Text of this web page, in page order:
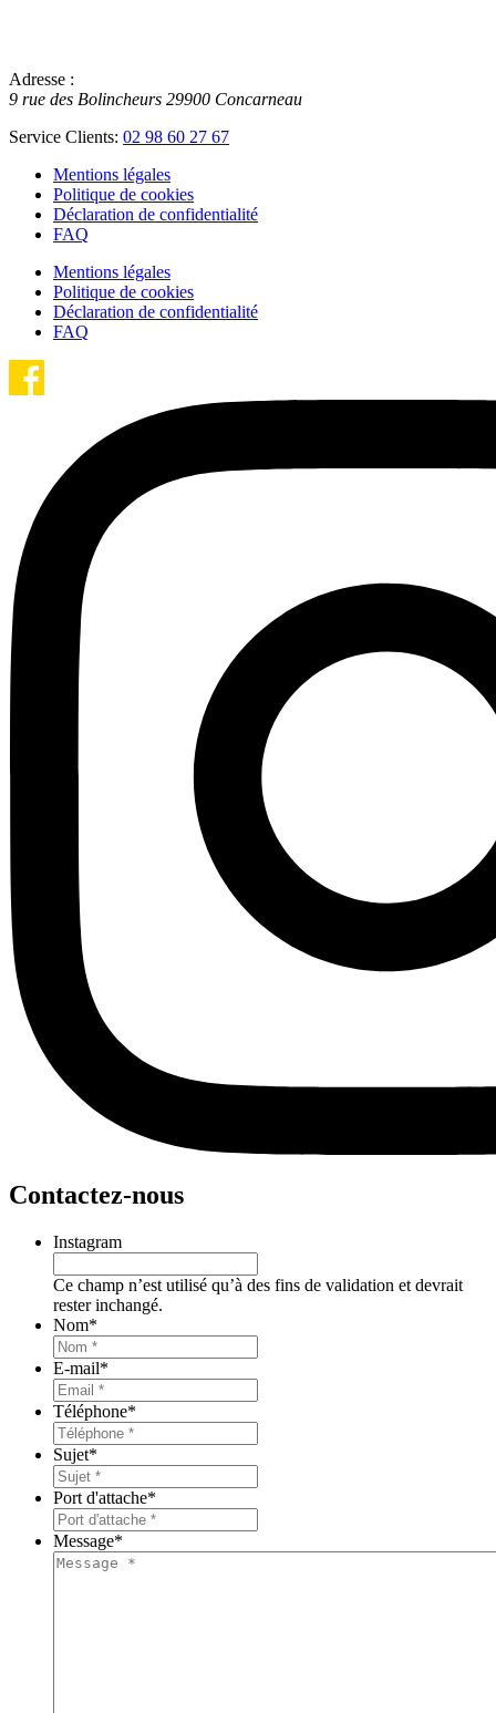
Adresse :
9 rue des Bolincheurs 29900 Concarneau
Service Clients: 02 98 60 27 67
Mentions légales
Politique de cookies
Déclaration de confidentialité
FAQ
Mentions légales
Politique de cookies
Déclaration de confidentialité
FAQ
Contactez-nous
Instagram
Ce champ n’est utilisé qu’à des fins de validation et devrait
rester inchangé.
Nom*
E-mail*
Téléphone*
Sujet*
Port d'attache*
Message*